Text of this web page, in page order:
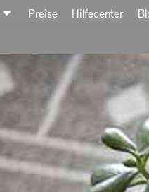
Preise Hilfecenter